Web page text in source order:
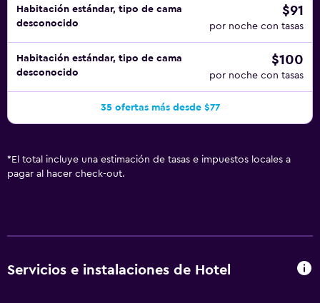
Habitación estándar, tipo de cama
desconocido
$91
por noche con tasas
Habitación estándar, tipo de cama
desconocido
$100
por noche con tasas
35 ofertas más desde $77
* El total incluye una estimación de tasas e impuestos locales a
pagar al hacer check-out.
Servicios e instalaciones de Hotel